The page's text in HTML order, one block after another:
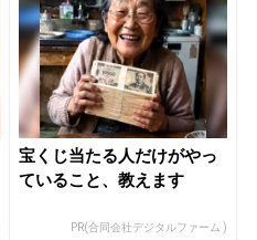
宝くじ当たる人だけがやっ
ていること、教えます
PR(合同会社デジタルファーム )